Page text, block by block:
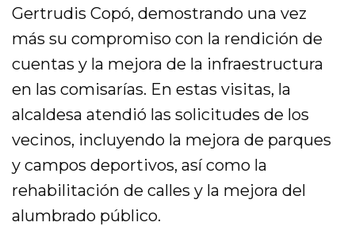
Gertrudis Copó, demostrando una vez
más su compromiso con la rendición de
cuentas y la mejora de la infraestructura
en las comisarías. En estas visitas, la
alcaldesa atendió las solicitudes de los
vecinos, incluyendo la mejora de parques
y campos deportivos, así como la
rehabilitación de calles y la mejora del
alumbrado público.